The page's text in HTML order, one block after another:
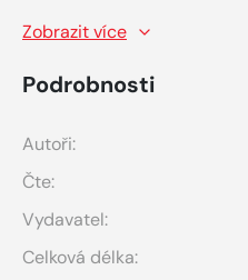
Zobrazit více
Podrobnosti
Autoři:
Čte:
Vydavatel:
Celková délka: